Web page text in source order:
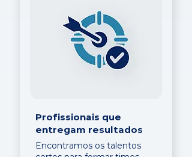
Profissionais que
entregam resultados
Encontramos os talentos